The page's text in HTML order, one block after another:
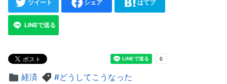
ツイート シェア はてブ
LINEで送る
経済 どうしてこうなった